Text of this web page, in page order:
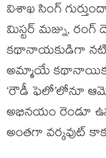
విశాఖ సింగ్
మిస్టర్ మజ్ను,
కథానాయకుడిగా
అమ్మాయే
‘రౌడీ ఫెలో’లోనూ
అభినయం రెండూ
అంతగా వర్కవుట్